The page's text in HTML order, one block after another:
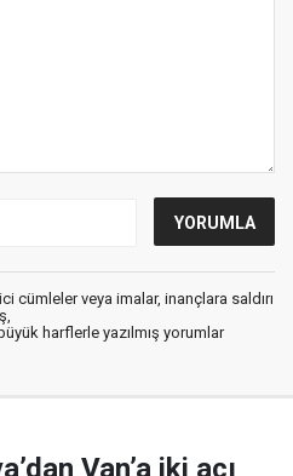
cümleler veya imalar, inançlara saldırı
harflerle yazılmış yorumlar
Van’a iki acı